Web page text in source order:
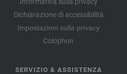
Dichiarazione di accessibilità
Impostazioni sulla privacy
Colophon
SERVIZIO & ASSISTENZA